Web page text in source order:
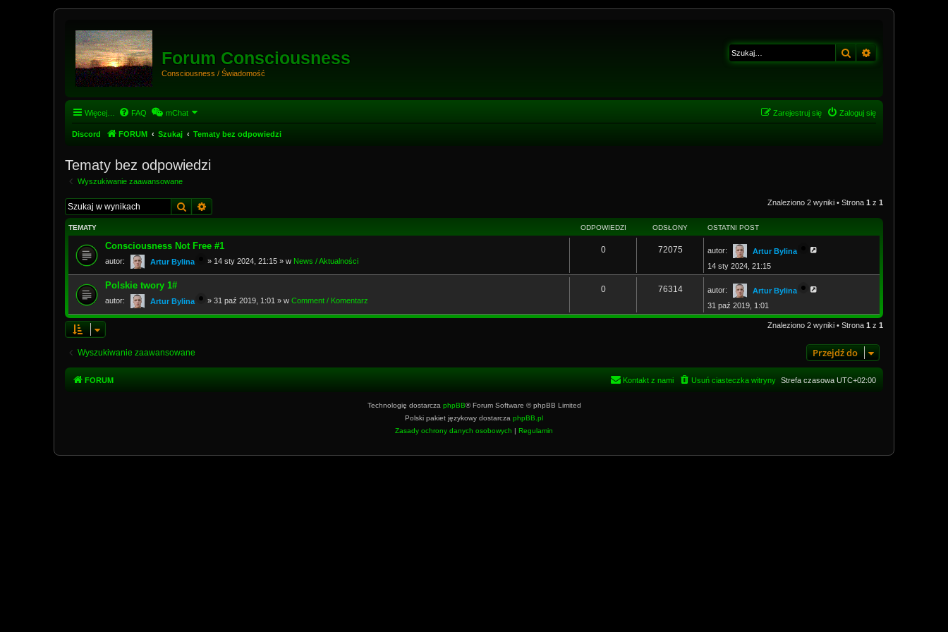
Forum Consciousness
Consciousness / Świadomość
Szukaj
Więcej… FAQ mChat Zaloguj się
Zarejestruj się
Discord FORUM Szukaj Tematy bez odpowiedzi
Tematy bez odpowiedzi
Wyszukiwanie zaawansowane
Szukaj Znaleziono 2 wyniki • Strona 1 z 1
TEMATY ODPOWIEDZI ODSŁONY OSTATNI POST
Consciousness Not Free #1
autor: Artur Bylina » 14 sty 2024, 21:15 » w News / Aktualności
0 72075 autor:
Artur Bylina
14 sty 2024, 21:15
Polskie twory 1#
autor: Artur Bylina » 31 paź 2019, 1:01 » w Comment / Komentarz
0 76314 autor:
Artur Bylina
31 paź 2019, 1:01
Znaleziono 2 wyniki • Strona 1 z 1
Wyszukiwanie zaawansowane Przejdź do
FORUM Strefa czasowa UTC+02:00
Usuń ciasteczka witryny
Kontakt z nami
Technologię dostarcza phpBB® Forum Software © phpBB Limited
Polski pakiet językowy dostarcza phpBB.pl
Zasady ochrony danych osobowych | Regulamin